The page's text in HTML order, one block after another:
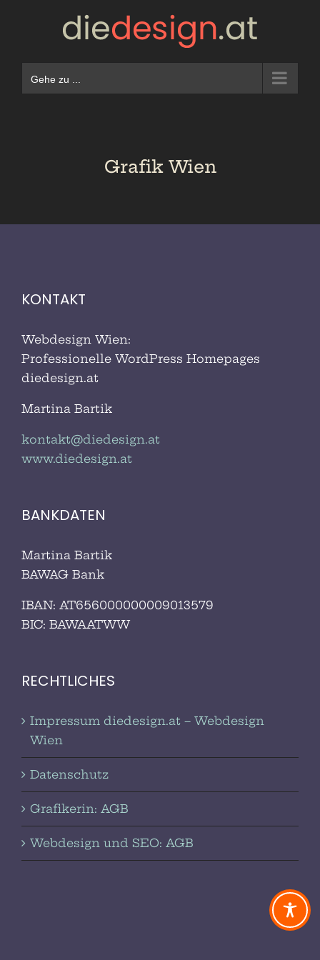
springen
Gehe zu ...
Grafik Wien
KONTAKT
Webdesign Wien:
Professionelle WordPress Homepages
diedesign.at
Martina Bartik
kontakt@diedesign.at
www.diedesign.at
BANKDATEN
Martina Bartik
BAWAG Bank
IBAN: AT656000000009013579
BIC: BAWAATWW
RECHTLICHES
Impressum diedesign.at – Webdesign
Wien
Datenschutz
Grafikerin: AGB
Webdesign und SEO: AGB